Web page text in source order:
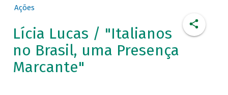
Ações
Lícia Lucas / "Italianos
no Brasil, uma Presença
Marcante"